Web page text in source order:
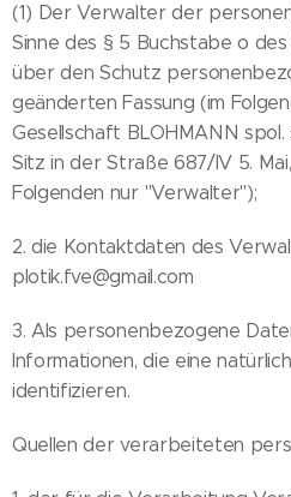
(1) Der Verwalter der
Sinne des § 5 Buchstabe o
über den Schutz
geänderten Fassung (im
Gesellschaft BLOHMANN spol.
Sitz in der Straße 687/IV 5.
Folgenden nur "Verwalter");
2. die Kontaktdaten des
plotik.fve@gmail.com
3. Als personenbezogene
Informationen, die eine
identifizieren.
Quellen der verarbeiteten